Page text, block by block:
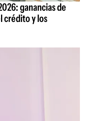
ganancias de
crédito y los